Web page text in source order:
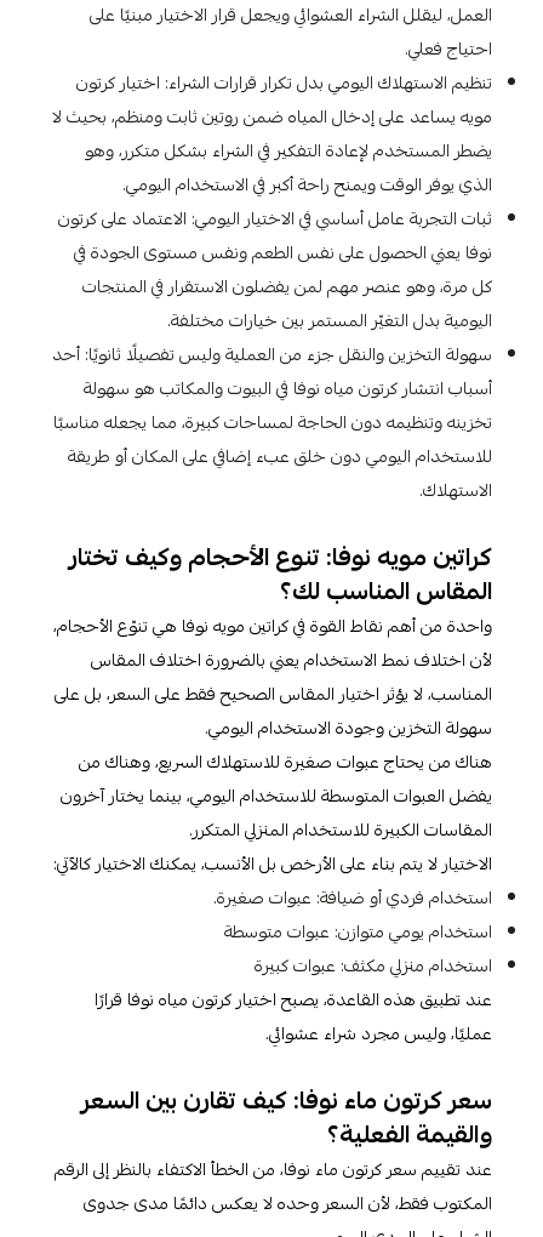
العمل، ليقلل الشراء العشوائي ويجعل قرار الاختيار مبنيًا على
احتياج فعلي.
تنظيم الاستهلاك اليومي بدل تكرار قرارات الشراء: اختيار كرتون
مويه يساعد على إدخال المياه ضمن روتين ثابت ومنظم، بحيث لا
يضطر المستخدم لإعادة التفكير في الشراء بشكل متكرر، وهو
الذي يوفر الوقت ويمنح راحة أكبر في الاستخدام اليومي.
ثبات التجربة عامل أساسي في الاختيار اليومي: الاعتماد على كرتون
نوفا يعني الحصول على نفس الطعم ونفس مستوى الجودة في
كل مرة، وهو عنصر مهم لمن يفضلون الاستقرار في المنتجات
اليومية بدل التغيّر المستمر بين خيارات مختلفة.
سهولة التخزين والنقل جزء من العملية وليس تفصيلًا ثانويًا: أحد
أسباب انتشار كرتون مياه نوفا في البيوت والمكاتب هو سهولة
تخزينه وتنظيمه دون الحاجة لمساحات كبيرة، مما يجعله مناسبًا
للاستخدام اليومي دون خلق عبء إضافي على المكان أو طريقة
الاستهلاك.
كراتين مويه نوفا: تنوع الأحجام وكيف تختار
المقاس المناسب لك؟
واحدة من أهم نقاط القوة في كراتين مويه نوفا هي تنوّع الأحجام،
لأن اختلاف نمط الاستخدام يعني بالضرورة اختلاف المقاس
المناسب، لا يؤثر اختيار المقاس الصحيح فقط على السعر، بل على
سهولة التخزين وجودة الاستخدام اليومي.
هناك من يحتاج عبوات صغيرة للاستهلاك السريع، وهناك من
يفضل العبوات المتوسطة للاستخدام اليومي، بينما يختار آخرون
المقاسات الكبيرة للاستخدام المنزلي المتكرر.
الاختيار لا يتم بناء على الأرخص بل الأنسب، يمكنك الاختيار كالآتي:
استخدام فردي أو ضيافة: عبوات صغيرة.
استخدام يومي متوازن: عبوات متوسطة
استخدام منزلي مكثف: عبوات كبيرة
عند تطبيق هذه القاعدة، يصبح اختيار كرتون مياه نوفا قرارًا
عمليًا، وليس مجرد شراء عشوائي.
سعر كرتون ماء نوفا: كيف تقارن بين السعر
والقيمة الفعلية؟
عند تقييم سعر كرتون ماء نوفا، من الخطأ الاكتفاء بالنظر إلى الرقم
المكتوب فقط، لأن السعر وحده لا يعكس دائمًا مدى جدوى